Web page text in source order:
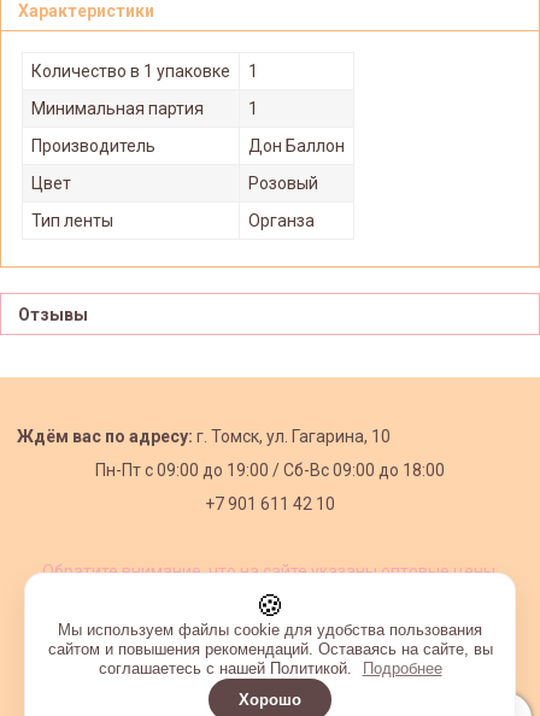
Характеристики
Количество в 1 упаковке
1
Минимальная партия
1
Производитель
Дон Баллон
Цвет
Розовый
Тип ленты
Органза
Отзывы
Ждём вас по адресу: г. Томск, ул. Гагарина, 10
Пн-Пт с09:00 до 19:00 /Сб-Вс 09:00 до 18:00
+7 901 611 42 10
Обратите внимание, что на сайте указаны оптовые цены,
🍪
Мы используем файлы cookie для удобства пользования
сайтом и повышения рекомендаций. Оставаясь на сайте, вы
соглашаетесь с нашей Политикой.
Подробнее
Хорошо